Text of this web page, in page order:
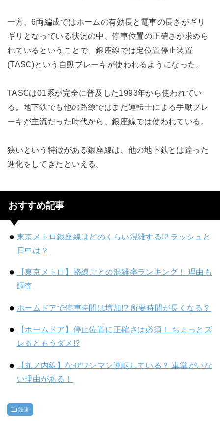
一方、6両編成ではホームの有効長と電車の長さがギリ
ギリとなっている状況の中、停車位置の正確さが求めら
れているということで、銀座線では定位置停止装置
(TASC)という自動ブレーキが使われるようになった。
TASCは01系が完全に普及した1993年から使われてい
る。地下鉄でも他の路線ではまだ運転士による手動ブレ
ーキが主流だった時代から、銀座線では使われている。
狭いという特徴がある銀座線は、他の地下鉄とは違った
進化をしてきたといえる。
おすすめ記事
東京メトロ銀座線はどのくらい混雑する!? ラッシュと
日中は？
【東京メトロ】路線ごとの混雑率ランキング！ 理由も
調査
ホームドアで停車時間は増加!? 所要時間が長くなる？
【ホームドア】停止位置に正確さは必須！ ちょっとズ
レるともうダメ!?
【丸ノ内線】なぜワンマン運転している？ 車掌がいな
い理由がある！
鉄道